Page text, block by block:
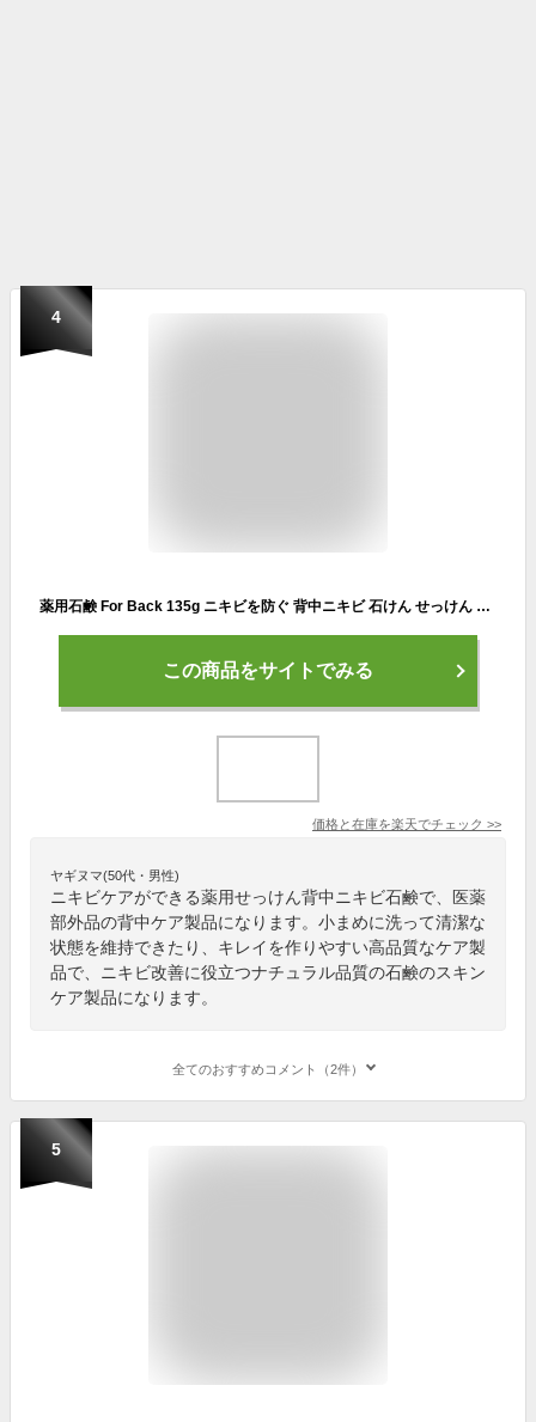
4
薬用石鹸 For Back 135g ニキビを防ぐ 背中ニキビ 石けん せっけん 石鹸 背中ケア 背中 ニキビ 薬用石鹸CH-BK 医薬部外品 ペリカン石鹸
この商品をサイトでみる
価格と在庫を楽天でチェック >>
ヤギヌマ(50代・男性)
ニキビケアができる薬用せっけん背中ニキビ石鹸で、医薬
部外品の背中ケア製品になります。小まめに洗って清潔な
状態を維持できたり、キレイを作りやすい高品質なケア製
品で、ニキビ改善に役立つナチュラル品質の石鹸のスキン
ケア製品になります。
全てのおすすめコメント（2件）
5